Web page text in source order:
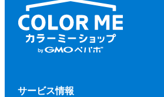
サービス情報